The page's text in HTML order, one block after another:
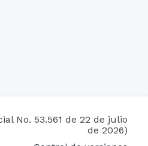
No. 53.561 de 22 de julio
de 2026)